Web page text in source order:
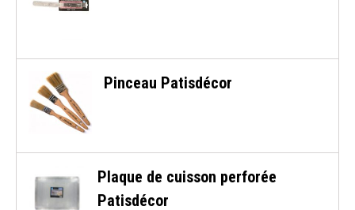
Pinceau Patisdécor
Plaque de cuisson perforée
Patisdécor